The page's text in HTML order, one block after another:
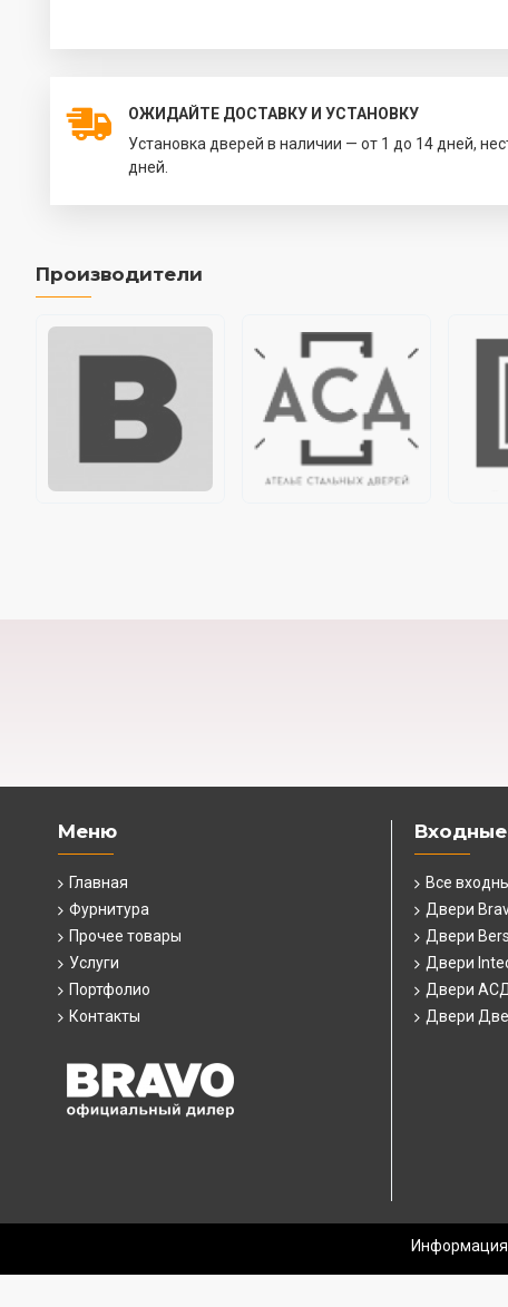
ОЖИДАЙТЕ ДОСТАВКУ И УСТАНОВКУ
Установка дверей в наличии — от 1 до 14 дней,
дней.
Производители
Меню
Главная
Фурнитура
Прочее товары
Услуги
Портфолио
Контакты
Все
Двери
Двери
Двери
Двери АСД
Двери
Информация